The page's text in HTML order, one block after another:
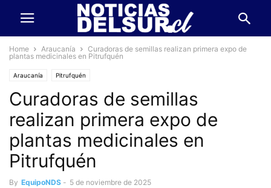
Home Araucanía
Curadoras de semillas realizan primera expo de
plantas medicinales en Pitrufquén
Araucanía Pitrufquén
Curadoras de semillas
realizan primera expo de
plantas medicinales en
Pitrufquén
By EquipoNDS - 5 de noviembre de 2025